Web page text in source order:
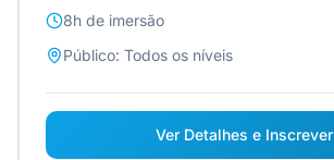
8h de imersão
Público: Todos os níveis
Ver Detalhes e Inscrever